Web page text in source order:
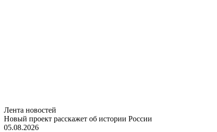
Лента новостей
Новый проект расскажет об истории России
05.08.2026